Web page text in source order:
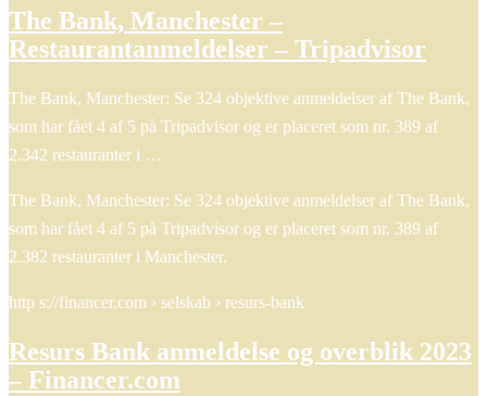
The Bank, Manchester –
Restaurantanmeldelser – Tripadvisor
The Bank, Manchester: Se 324 objektive anmeldelser af The Bank,
som har fået 4 af 5 på Tripadvisor og er placeret som nr. 389 af
2.342 restauranter i …
The Bank, Manchester: Se 324 objektive anmeldelser af The Bank,
som har fået 4 af 5 på Tripadvisor og er placeret som nr. 389 af
2.382 restauranter i Manchester.
http s://financer.com › selskab › resurs-bank
Resurs Bank anmeldelse og overblik 2023
– Financer.com